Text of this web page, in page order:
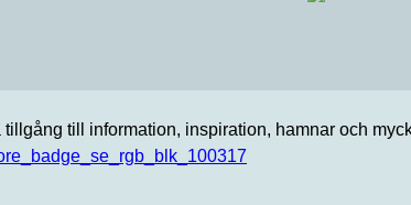
tillgång till information, inspiration, hamnar och